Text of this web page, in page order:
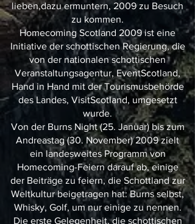
lieben,dazu ermuntern, 2009 zu Besuch
zu kommen.
Homecoming Scotland 2009 ist eine
Initiative der schottischen Regierung, die
von der nationalen schottischen
Veranstaltungsagentur, EventScotland,
Hand in Hand mit der Tourismusbehörde
des Landes, VisitScotland, umgesetzt
wurde.
Von der Burns Night (25. Januar) bis zum
Andreastag (30. November) 2009 zielt
ein landesweites Programm von
Homecoming-Feiern darauf ab, einige
der Beiträge zu feiern, die Schottland zur
Weltkultur beigetragen hat: Burns selbst,
Whisky, Golf, um nur einige zu nennen.
Die erste Gelegenheit, die schottischen